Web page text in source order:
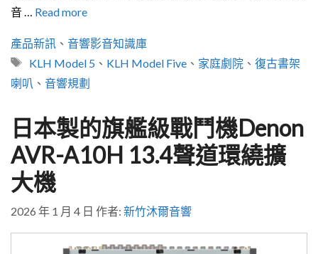
音 … Read more
分
類
產品新訊 、 音響影音知識庫
標
籤
KLH Model 5、 KLH Model Five、 家庭劇院、 復古書架
喇叭 、 音響規劃
日本製的旗艦級戰鬥機Denon
AVR-A10H 13.4聲道環繞擴
大機
2026 年 1 月 4 日 作者: 新竹沐爾音響